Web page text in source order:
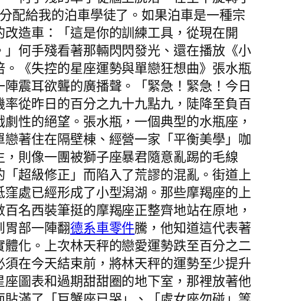
配給我的泊車學徒了。如果泊車是一種宗
造車：「這是你的訓練工具，從現在開
何手殘看著那輛閃閃發光、還在播放《小
《失控的星座運勢與單戀狂想曲》張水瓶
震耳欲聾的廣播聲。「緊急！緊急！今日
從昨日的百分之九十九點九，陡降至負百
性的絕望。張水瓶，一個典型的水瓶座，
戀著住在隔壁棟、經營一家「平衡美學」咖
則像一團被獅子座暴君隨意亂踢的毛線
超級修正」而陷入了荒謬的混亂。街道上
處已經形成了小型潟湖。那些摩羯座的上
名西裝筆挺的摩羯座正整齊地站在原地，
胃部一陣翻德系車零件騰，他知道這代表著
化。上次林天秤的戀愛運勢跌至百分之二
在今天結束前，將林天秤的運勢至少提升
圖表和過期甜甜圈的地下室，那裡放著他